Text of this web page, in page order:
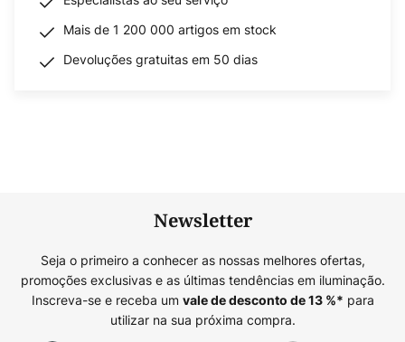
Mais de 1 200 000 artigos em stock
Devoluções gratuitas em 50 dias
Newsletter
Seja o primeiro a conhecer as nossas melhores ofertas,
promoções exclusivas e as últimas tendências em iluminação.
Inscreva-se e receba um vale de desconto de13%* para
utilizar na sua próxima compra.